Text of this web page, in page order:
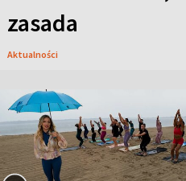
zasada
Aktualności